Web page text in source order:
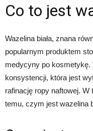
Co to jest
Wazelina biała, znana
popularnym produktem
medycyny po kosmetykę.
konsystencji, która jest
rafinację ropy naftowej.
temu, czym jest wazelina